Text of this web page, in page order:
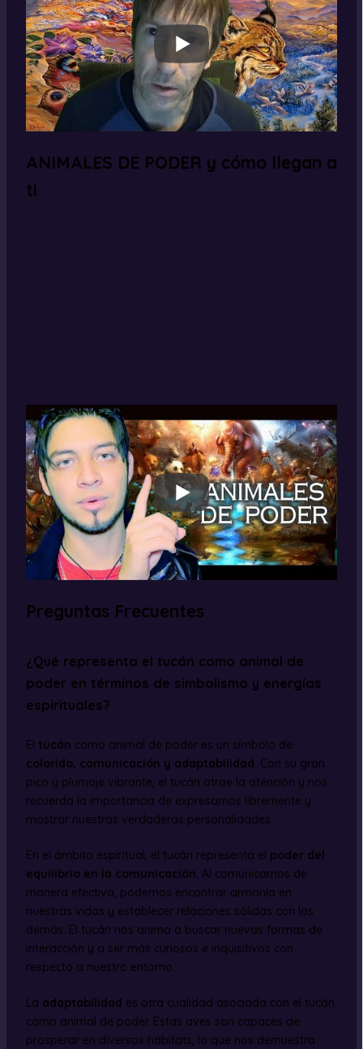
ANIMALES DE PODER y cómo llegan a
ti
Preguntas Frecuentes
¿Qué representa el tucán como animal de
poder en términos de simbolismo y energías
espirituales?
El tucán como animal de poder es un símbolo de
colorido, comunicación y adaptabilidad . Con su gran
pico y plumaje vibrante, el tucán atrae la atención y nos
recuerda la importancia de expresarnos libremente y
mostrar nuestras verdaderas personalidades.
En el ámbito espiritual, el tucán representa el poder del
equilibrio en la comunicación. Al comunicarnos de
manera efectiva, podemos encontrar armonía en
nuestras vidas y establecer relaciones sólidas con los
demás. El tucán nos anima a buscar nuevas formas de
interacción y a ser más curiosos e inquisitivos con
respecto a nuestro entorno.
La adaptabilidad es otra cualidad asociada con el tucán
como animal de poder. Estas aves son capaces de
prosperar en diversos hábitats, lo que nos demuestra